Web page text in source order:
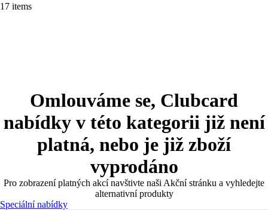
17 items
Omlouváme se, Clubcard
nabídky v této kategorii již není
platná, nebo je již zboží
vyprodáno
Pro zobrazení platných akcí navštivte naši Akční stránku a vyhledejte
alternativní produkty
Speciální nabídky